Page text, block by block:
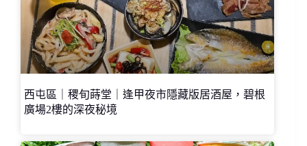
西屯區｜稷旬蒔堂｜逢甲夜市隱藏版居酒屋，碧根
廣場2樓的深夜秘境